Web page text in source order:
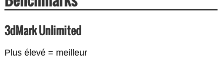
3dMark Unlimited
Plus élevé = meilleur